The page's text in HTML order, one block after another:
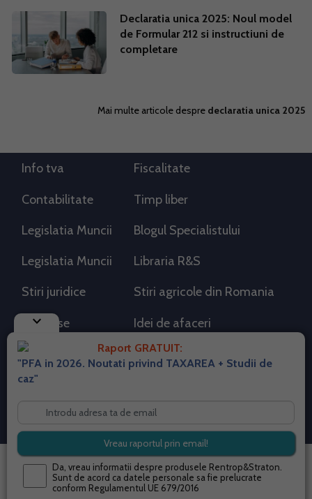
Declaratia unica 2025: Noul model
de Formular 212 si instructiuni de
completare
Mai multe articole despre declaratia unica 2025
keyboard_arrow_down
Raport GRATUIT:
"PFA in 2026. Noutati privind TAXAREA + Studii de
caz"
Da, vreau informatii despre produsele Rentrop&Straton.
Sunt de acord ca datele personale sa fie prelucrate
conform Regulamentul UE 679/2016
Info tva Fiscalitate
Contabilitate Timp liber
Legislatia Muncii Blogul Specialistului
Legislatia Muncii Libraria R&S
Stiri juridice Stiri agricole din Romania
AdSense Idei de afaceri
RSS Flux RSS 2.0
Despre cookies
Termeni si conditii
Contact
© 2026 portalpfa.ro. Toate drepturile rezervate.